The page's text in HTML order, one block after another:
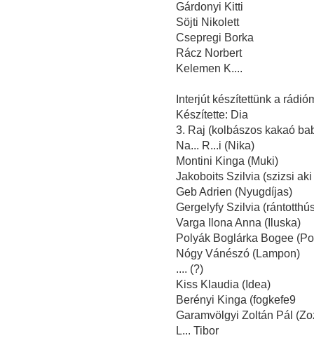
Gárdonyi Kitti
Söjti Nikolett
Csepregi Borka
Rácz Norbert
Kelemen K....
Interjút készítettünk a
Készítette: Dia
3. Raj (kolbászos kakaó
Na... R...i (Nika)
Montini Kinga (Muki)
Jakoboits Szilvia (szizsi
Geb Adrien (Nyugdíjas)
Gergelyfy Szilvia
Varga Ilona Anna (Iluska)
Polyák Boglárka Bogee
Nógy Vánészó (Lampon)
.... (?)
Kiss Klaudia (Idea)
Berényi Kinga (fogkefe9
Garamvölgyi Zoltán Pál
L... Tibor